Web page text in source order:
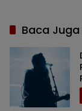
Baca Juga